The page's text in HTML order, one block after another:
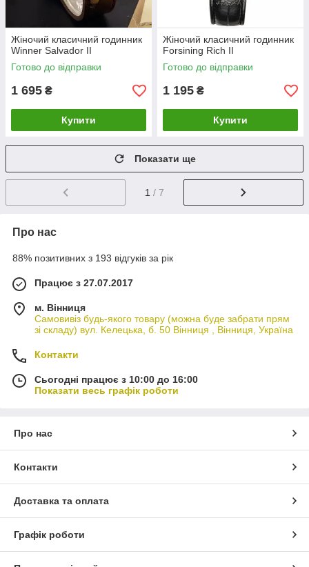
Жіночий класичний годинник
Winner Salvador II
Готово до відправки
1 695 ₴
Купити
Жіночий класичний годинник
Forsining Rich II
Готово до відправки
1 195 ₴
Купити
Показати ще
1 / 7
Про нас
88% позитивних з 193 відгуків за рік
Працює з 27.07.2017
м. Вінниця
Самовивіз будь-якого товару (можна буде забрати прям
зі складу) вул. Келецька, б. 50 Вінниця , Вінниця, Україна
Контакти
Сьогодні працює з 10:00 до 16:00
Показати весь графік роботи
Про нас
Контакти
Доставка та оплата
Графік роботи